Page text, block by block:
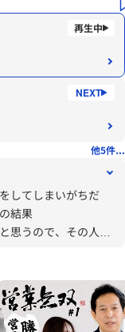
他5件...
してしまいがちだ
結果
思うので、その人に
ったフォローをする
にもつながると思っ
すよりも、この人の
していきたい。